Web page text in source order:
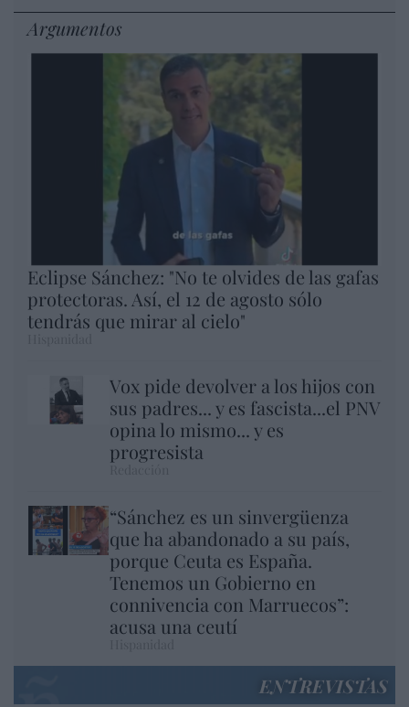
Argumentos
Eclipse Sánchez: "No te olvides de las gafas
protectoras. Así, el 12 de agosto sólo
tendrás que mirar al cielo"
Vox pide devolver a los hijos con
sus padres... y es fascista...el PNV
opina lo mismo... y es
progresista
“Sánchez es un sinvergüenza
que ha abandonado a su país,
porque Ceuta es España.
Tenemos un Gobierno en
connivencia con Marruecos”:
acusa una ceutí
ENTREVISTAS